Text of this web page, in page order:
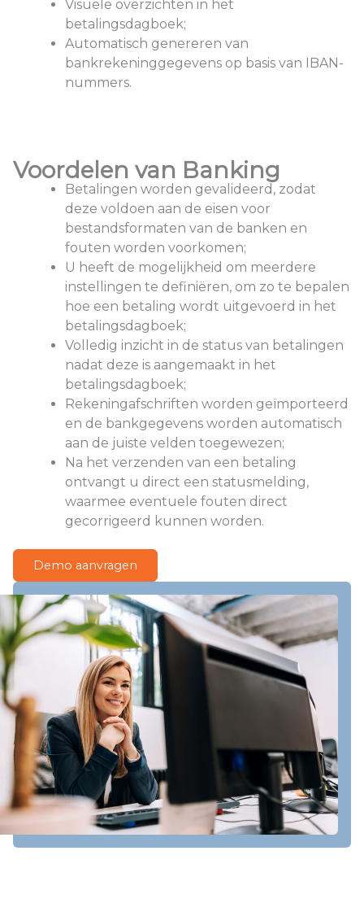
Visuele overzichten in het
betalingsdagboek;
Automatisch genereren van
bankrekeninggegevens op basis van IBAN-
nummers.
Voordelen van Banking
Betalingen worden gevalideerd, zodat
deze voldoen aan de eisen voor
bestandsformaten van de banken en
fouten worden voorkomen;
U heeft de mogelijkheid om meerdere
instellingen te definiëren, om zo te bepalen
hoe een betaling wordt uitgevoerd in het
betalingsdagboek;
Volledig inzicht in de status van betalingen
nadat deze is aangemaakt in het
betalingsdagboek;
Rekeningafschriften worden geïmporteerd
en de bankgegevens worden automatisch
aan de juiste velden toegewezen;
Na het verzenden van een betaling
ontvangt u direct een statusmelding,
waarmee eventuele fouten direct
gecorrigeerd kunnen worden.
Demo aanvragen